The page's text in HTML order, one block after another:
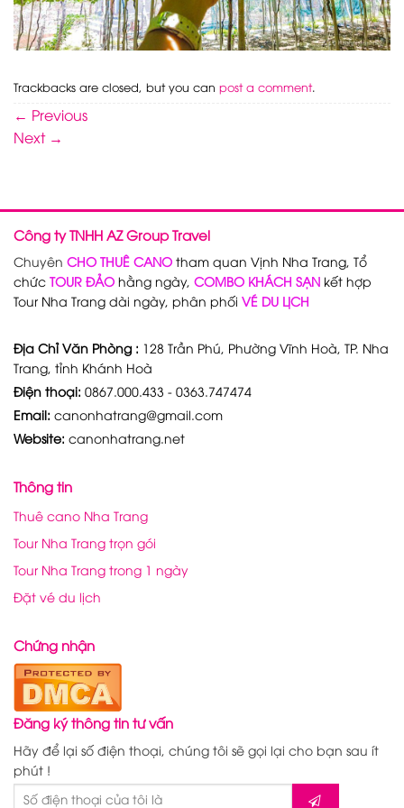
Trackbacks are closed, but you can post a comment.
← Previous
Next →
Công ty TNHH AZ Group Travel
Chuyên CHO THUÊ CANO tham quan Vịnh Nha Trang, Tổ
chức TOUR ĐẢO hằng ngày, COMBO KHÁCH SẠN kết hợp
Tour Nha Trang dài ngày, phân phối VÉ DU LỊCH
Địa Chỉ Văn Phòng : 128 Trần Phú, Phường Vĩnh Hoà, TP. Nha
Trang, tỉnh Khánh Hoà
Điện thoại: 0867.000.433 - 0363.747474
Email: canonhatrang@gmail.com
Website: canonhatrang.net
Thông tin
Thuê cano Nha Trang
Tour Nha Trang trọn gói
Tour Nha Trang trong 1 ngày
Đặt vé du lịch
Chứng nhận
Đăng ký thông tin tư vấn
Hãy để lại số điện thoại, chúng tôi sẽ gọi lại cho bạn sau ít
phút !